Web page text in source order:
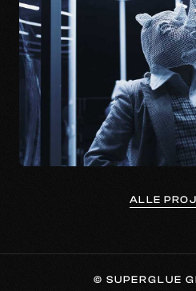
ALLE
© SUPERGLUE